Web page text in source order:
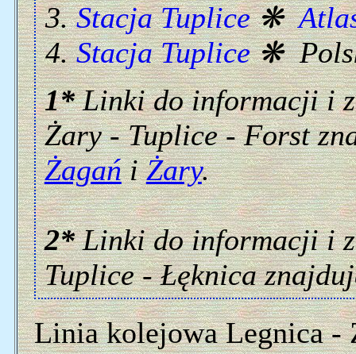
Stacja Tuplice❋
Stacja Tuplice❋
1*Linki do informacji i
Żary - Tuplice - Forst
ŻagańiŻary.
2*Linki do informacji i
Tuplice - Łęknica
Linia kolejowa Legnica -